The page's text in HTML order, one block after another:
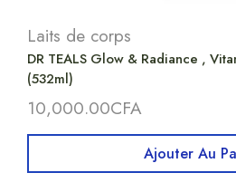
Laits de corps
DR TEALS Glow & Radiance ,
(532ml)
10,000.00CFA
Ajouter Au